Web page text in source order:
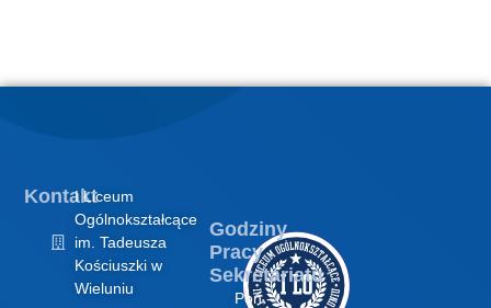
KontaktI Liceum
Ogólnokształcące
im. Tadeusza
Kościuszki w
Wieluniu
Godziny
Pracy
Sekretariatu
Pon -